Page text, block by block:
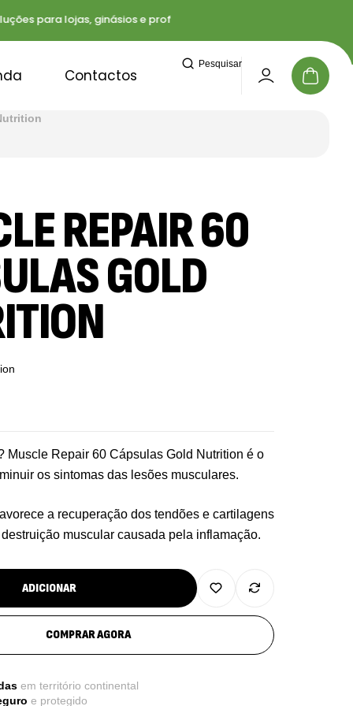
para lojas, ginásios e profissionais
Contactos
Pesquisar
REPAIR 60
GOLD
Muscle Repair 60 Cápsulas Gold Nutrition é o
os sintomas das lesões musculares.
a recuperação dos tendões e cartilagens
muscular causada pela inflamação.
ADICIONAR
COMPRAR AGORA
em território continental
e protegido
Electrolytes 270 G Ostrovit
7,50€
Magnesium + B6 P-5-P 90 Cápsulas
€